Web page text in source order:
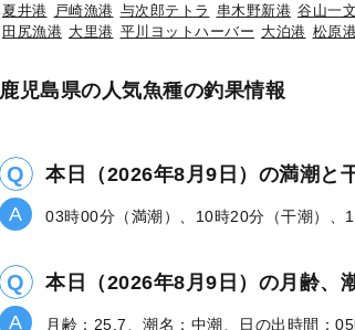
夏井港 戸崎漁港 与次郎テトラ 串木野新港 谷山一
田尻漁港 大里港 平川ヨットハーバー 大泊港 松原
鹿児島県の人気魚種の釣果情報
本日（2026年8月9日）の満潮と
03時00分（満潮）、10時20分（干潮）、
本日（2026年8月9日）の月齢、
月齢：25.7、潮名：中潮、日の出時間：